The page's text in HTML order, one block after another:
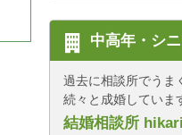
中高年・シ
過去に相談所でうま
続々と成婚していま
結婚相談所